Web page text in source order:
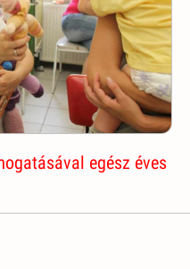
egész éves